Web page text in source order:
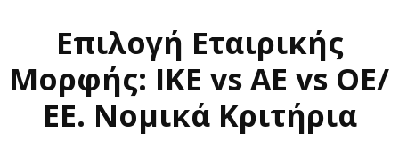
Επιλογή Εταιρικής
Μορφής: ΙΚΕ vs ΑΕ vs ΟΕ/
ΕΕ. Νομικά Κριτήρια